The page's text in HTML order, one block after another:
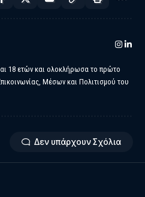
18 ετών και ολοκλήρωσα το πρώτο
Μέσων και Πολιτισμού του
Δεν υπάρχουν Σχόλια